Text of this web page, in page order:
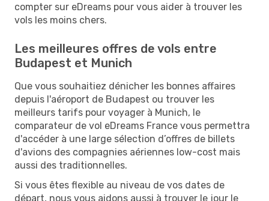
compter sur eDreams pour vous aider à trouver les
vols les moins chers.
Les meilleures offres de vols entre
Budapest et Munich
Que vous souhaitiez dénicher les bonnes affaires
depuis l'aéroport de Budapest ou trouver les
meilleurs tarifs pour voyager à Munich, le
comparateur de vol eDreams France vous permettra
d'accéder à une large sélection d’offres de billets
d'avions des compagnies aériennes low-cost mais
aussi des traditionnelles.
Si vous êtes flexible au niveau de vos dates de
départ, nous vous aidons aussi à trouver le jour le